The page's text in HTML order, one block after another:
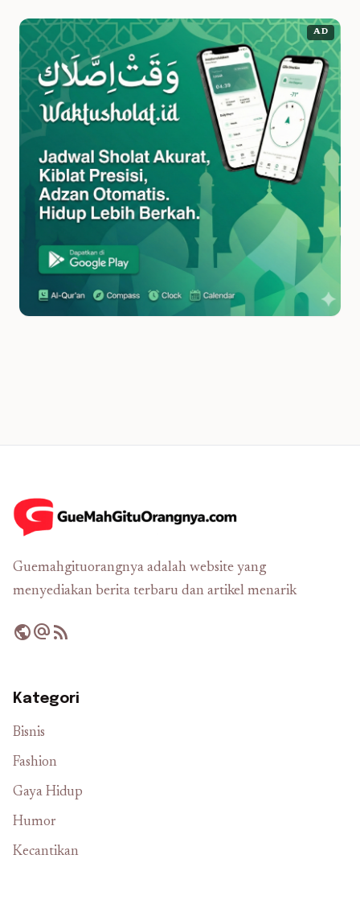
AD
Guemahgituorangnya adalah website yang
menyediakan berita terbaru dan artikel menarik
publicalternate_emailrss_feed
Kategori
Bisnis
Fashion
Gaya Hidup
Humor
Kecantikan